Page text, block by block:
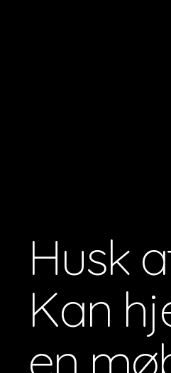
Husk
Kan
en